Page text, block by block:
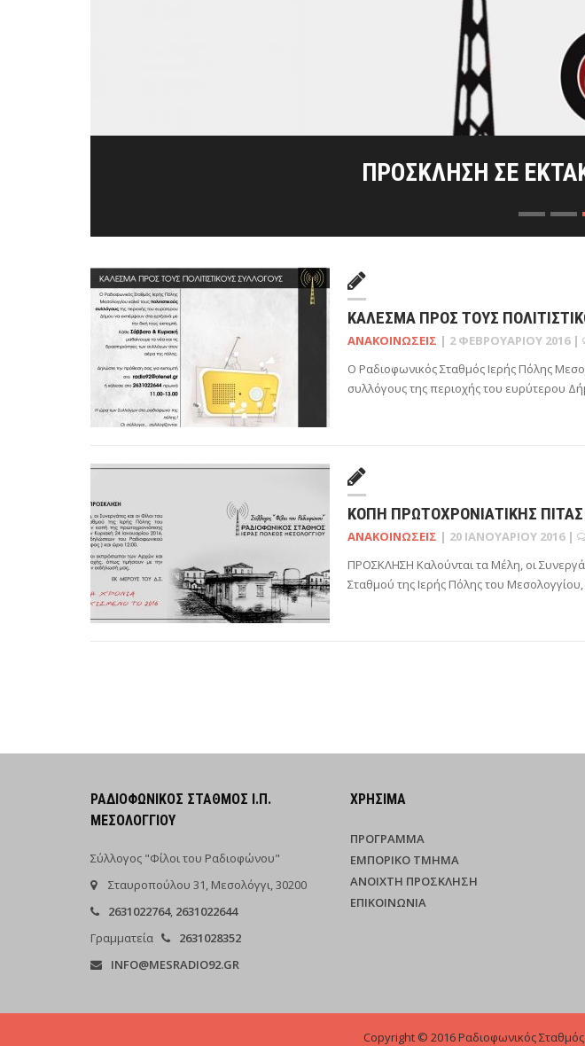
ΚΟΠΉ ΠΊΤΤΑΣ ΤΟΥ
ΜΕΣΟΛΌΓΓΙ-ΑΘΉΝΑ, Η ΣΗΜΑΣΊΑ ΔΎΟ
ΠΡΟΣΚΛΗΣΗ ΣΕ
192Η ΕΠΈΤΕΙΟΣ ΤΗΣ ΕΞΌΔΟΥ
ΠΡΌΣΚΛΗΣΗ
ΚΆΛΕΣΜΑ ΠΡΟΣ ΤΟΥΣ
ΑΝΑΚΟΙΝΏΣΕΙΣ | 2 ΦΕΒΡΟΥΑΡΊΟΥ 2016 |
Ο Ραδιοφωνικός Σταθμός Ιερής Πόλης
συλλόγους της περιοχής του ευρύτερου
ΚΟΠΉ ΠΡΩΤΟΧΡΟΝΙΆΤΙΚΗΣ ΠΊΤΑΣ
ΑΝΑΚΟΙΝΏΣΕΙΣ | 20 ΙΑΝΟΥΑΡΊΟΥ 2016 |
ΠΡΟΣΚΛΗΣΗ Καλούνται τα Μέλη, οι
Σταθμού της Ιερής Πόλης του
ΡΑΔΙΟΦΩΝΙΚΌΣ ΣΤΑΘΜΌΣ Ι.Π.
ΜΕΣΟΛΟΓΓΊΟΥ
Σύλλογος "Φίλοι του Ραδιοφώνου"
Σταυροπούλου 31, Μεσολόγγι, 30200
2631022764, 2631022644
Γραμματεία
2631028352
INFO@MESRADIO92.GR
ΧΡΉΣΙΜΑ
ΠΡΌΓΡΑΜΜΑ
ΕΜΠΟΡΙΚΌ ΤΜΉΜΑ
ΑΝΟΙΧΤΉ ΠΡΌΣΚΛΗΣΗ
ΕΠΙΚΟΙΝΩΝΊΑ
Copyright © 2016 Ραδιοφωνικός